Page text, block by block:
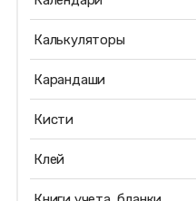
Калькуляторы
Карандаши
Кисти
Клей